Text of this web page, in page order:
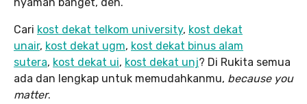
Cari kost dekat telkom university, kost dekat
unair, kost dekat ugm, kost dekat binus alam
sutera, kost dekat ui, kost dekat unj? Di Rukita semua
ada dan lengkap untuk memudahkanmu, because you
matter.